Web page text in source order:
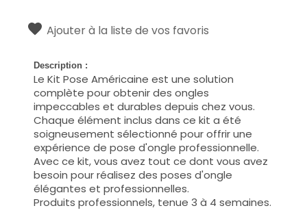
Ajouter à la liste de vos favoris
Description :
Le Kit Pose Américaine est une solution
complète pour obtenir des ongles
impeccables et durables depuis chez vous.
Chaque élément inclus dans ce kit a été
soigneusement sélectionné pour offrir une
expérience de pose d'ongle professionnelle.
Avec ce kit, vous avez tout ce dont vous avez
besoin pour réalisez des poses d'ongle
élégantes et professionnelles.
Produits professionnels, tenue 3 à 4 semaines.